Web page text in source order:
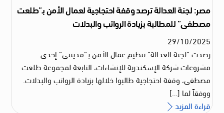
مصر: لجنة العدالة ترصد وقفة احتجاجية لعمال الأمن بـ”طلعت
مصطفى” للمطالبة بزيادة الرواتب والبدلات
29/10/2025
رصدت “لجنة العدالة” تنظيم عمال الأمن بـ”مدينتي” إحدى
مشروعات شركة الإسكندرية للإنشاءات، التابعة لمجموعة طلعت
مصطفى، وقفة احتجاجية طالبوا خلالها بزيادة الرواتب والبدلات.
ووفقاً لما […]
قراءة المزيد